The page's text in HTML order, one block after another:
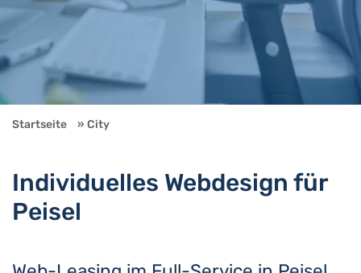
Startseite City
Individuelles Webdesign für
Peisel